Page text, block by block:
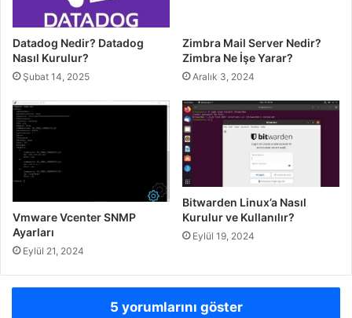
Datadog Nedir? Datadog
Nasıl Kurulur?
Şubat 14, 2025
Zimbra Mail Server Nedir?
Zimbra Ne İşe Yarar?
Aralık 3, 2024
Vmware Vcenter SNMP
Ayarları
Eylül 21, 2024
Bitwarden Linux’a Nasıl
Kurulur ve Kullanılır?
Eylül 19, 2024
5 yorumlarını göster